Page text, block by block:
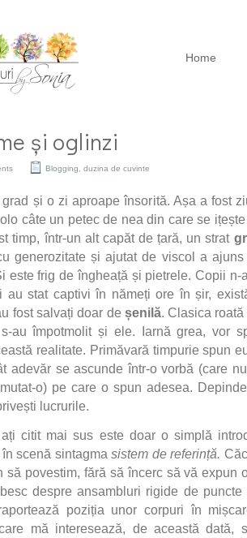
Home
și oglinzi
Blogging duzina de cuvinte
și o zi aproape însorită. Așa a fost
câte un petec de nea din care se
timp, într-un alt capăt de țară, un strat
generozitate și ajutat de viscol a
este frig de îngheață și pietrele. Copii
au stat captivi în nămeți ore în șir,
fost salvați doar de șenilă . Clasica
au împotmolit și ele. Iarnă grea, vor
realitate. Primăvară timpurie spun
adevăr se ascunde într-o vorbă (care
o) pe care o spun adesea.
lucrurile.
citit mai sus este doar o simplă
scenă sintagma sistem de referință.
să povestim, fără să încerc să vă expun
despre ansambluri rigide de
poziția unor corpuri în
mă interesează, de această dată,